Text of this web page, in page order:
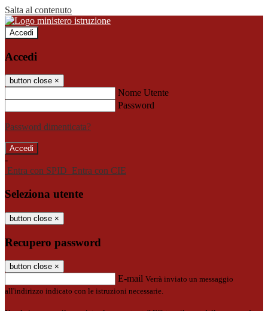
Salta al contenuto
Accedi
Accedi
button close ×
Nome Utente
Password
Password dimenticata?
-
Entra con SPID Entra con CIE
Seleziona utente
button close ×
Recupero password
button close ×
E-mail Verrà inviato un messaggio
all'indirizzo indicato con le istruzioni necessarie.